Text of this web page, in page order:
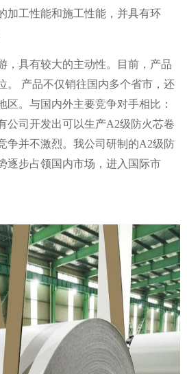
加工性能和施工性能，并具有环
，具有较大的主动性。目前，产品
。
产品不仅销往国内多个省市，还
区。与国内外主要竞争对手相比：
公司开发出可以生产A2级防火芯卷
争并不激烈。我公司研制的A2级防
逐步占领国内市场，进入国际市